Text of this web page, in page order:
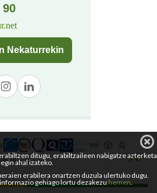
90
Nekaturrekin
ditugu, erabiltzaileen nabigatze azterketa
egin ahal izateko.
erabilera onartzen duzula ulertuko dugu.
gehiago lortu dezakezuhemen.